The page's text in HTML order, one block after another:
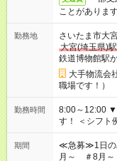
ことがありま
勤務地
さいたま市大
大宮(埼玉県)駅
鉄道博物館駅
大手物流会
職場です！）
勤務時間
8:00～12:00 ▼他にも様々な時間帯でお仕事をご用意していま
す！ ＜シフト例＞ 8:00～17:00 10:00～19:00 13:00～22:00
期間
≪急募≫1日の
月～ ＃8月～